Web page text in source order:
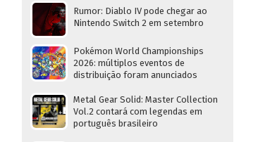
Rumor: Diablo IV pode chegar ao
Nintendo Switch 2 em setembro
Pokémon World Championships
2026: múltiplos eventos de
distribuição foram anunciados
Metal Gear Solid: Master Collection
Vol.2 contará com legendas em
português brasileiro